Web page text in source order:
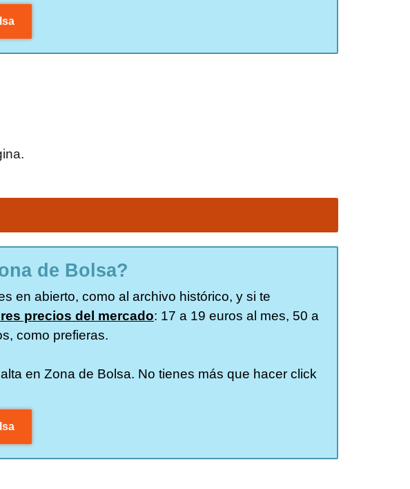
de Bolsa?
en abierto, como al archivo histórico, y si te
precios del mercado: 17 a 19 euros al mes, 50 a
como prefieras.
en Zona de Bolsa. No tienes más que hacer click